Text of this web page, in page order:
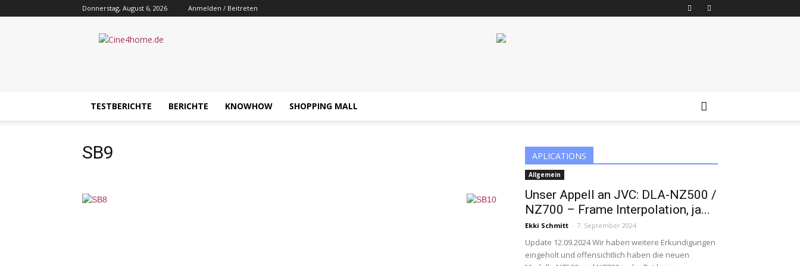
Donnerstag, August 6, 2026 Anmelden / Beitreten
Cine4home.de
TESTBERICHTE BERICHTE KNOWHOW SHOPPING MALL
SB9 APLICATIONS
Allgemein
Unser Appell an JVC: DLA-NZ500 /
NZ700 – Frame Interpolation, ja...
Ekki Schmitt - 7. September 2024
Update 12.09.2024 Wir haben weitere Erkundigungen
eingeholt und offensichtlich haben die neuen